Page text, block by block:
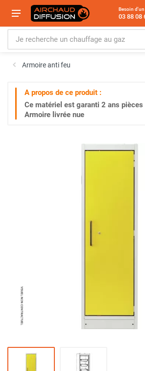
Besoin
03 88 08
Armoire anti feu
A propos de ce produit :
Ce matériel est garanti 2 ans pièces
Armoire livrée nue